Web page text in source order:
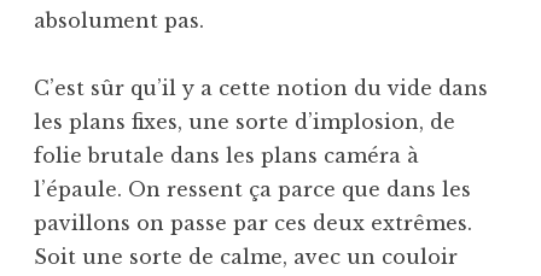
absolument pas.
C’est sûr qu’il y a cette notion du vide dans
les plans fixes, une sorte d’implosion, de
folie brutale dans les plans caméra à
l’épaule. On ressent ça parce que dans les
pavillons on passe par ces deux extrêmes.
Soit une sorte de calme, avec un couloir